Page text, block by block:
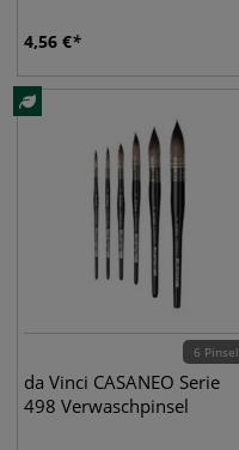
4,56 €
6 Pinsel
da Vinci CASANEO Serie
498 Verwaschpinsel